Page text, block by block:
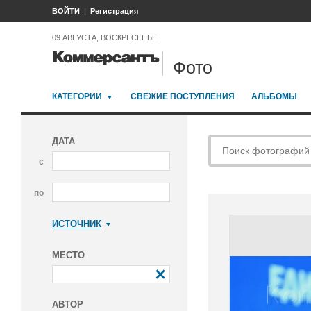
ВОЙТИ Регистрация
09 АВГУСТА, ВОСКРЕСЕНЬЕ
Фото
КАТЕГОРИИ СВЕЖИЕ ПОСТУПЛЕНИЯ АЛЬБОМЫ
ДАТА
с
по
ИСТОЧНИК
МЕСТО
АВТОР